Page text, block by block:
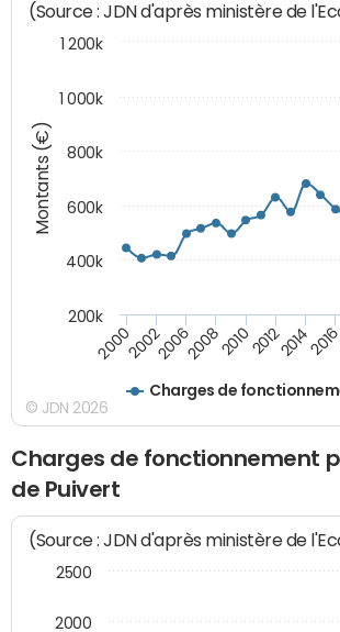
Montants (€)
(Source : JDN d'après ministère de
Charges de
2000200220062008201020122014
200k
400k
600k
800k
1 000k
1 200k
© JDN 2026
Charges de fonctionnement
de Puivert
(Source : JDN d'après ministère de
2000
2500